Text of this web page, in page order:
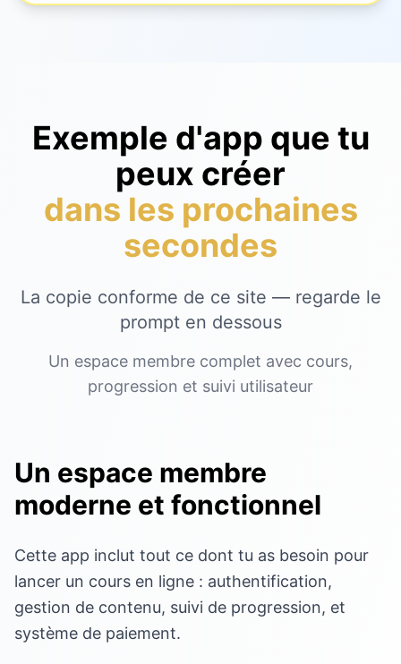
Exemple d'app que tu
peux créer
dans les prochaines
secondes
La copie conforme de ce site — regarde le
prompt en dessous
Un espace membre complet avec cours,
progression et suivi utilisateur
Un espace membre
moderne et fonctionnel
Cette app inclut tout ce dont tu as besoin pour
lancer un cours en ligne : authentification,
gestion de contenu, suivi de progression, et
système de paiement.